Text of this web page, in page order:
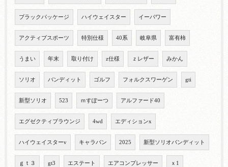
ブラックパッケージ ハイウェイスター イーパワー
アクティブスポーツ 特別仕様 40系 岐阜県 富有柿
うまい 年末 取り付け z仕様 ｚレザー みかん
ソリオ バンディット ゴルフ フォルクスワーゲン gti
新型ソリオ 523 ｍすぽーつ アルファード40
エグゼクティブラウンジ 4wd エディションx
ハイウェイスターv キャラバン 2025 新型ソリオバンディット
ｇｔ３ gt3 エステート エアコンプレッサー ｘ1